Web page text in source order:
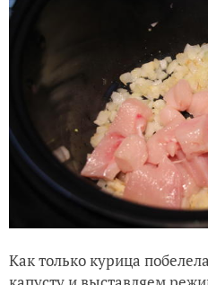
Как только курица